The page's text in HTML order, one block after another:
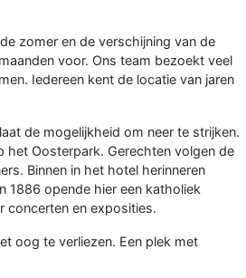
zomer en de verschijning van de
voor. Ons team bezoekt veel
Iedereen kent de locatie van jaren
de mogelijkheid om neer te strijken.
het Oosterpark. Gerechten volgen de
Binnen in het hotel herinneren
1886 opende hier een katholiek
concerten en exposities.
oog te verliezen. Een plek met